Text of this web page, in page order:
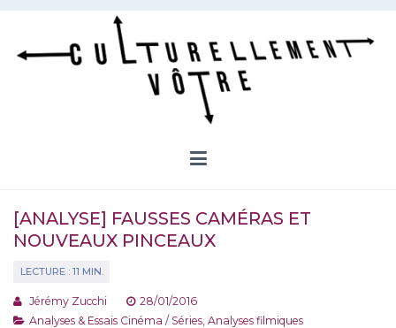
Aller
contenu
[ANALYSE] FAUSSES CAMÉRAS ET
NOUVEAUX PINCEAUX
Jérémy Zucchi
28/01/2016
Analyses & Essais Cinéma / Séries Analyses filmiques